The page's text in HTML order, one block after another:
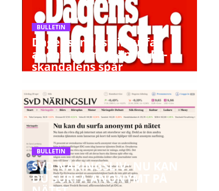
BULLETIN
Dagens Industri: Surfa
anonymt - ny tjänst i FP-
skandalens spår
BULLETIN
SVD NÄRINGSLIV: NU KAN
DU SURFA ANONYMT PÅ